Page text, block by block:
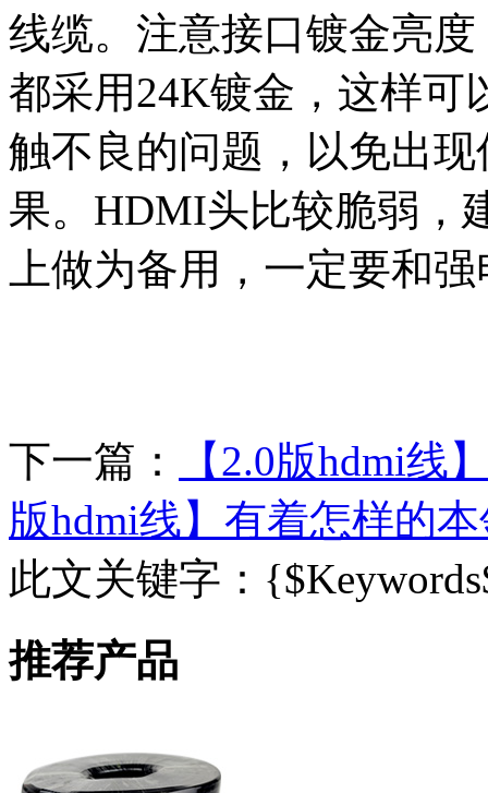
线缆。注意接口镀金亮
都采用24K镀金，这样可
触不良的问题，以免出
果。HDMI头比较脆弱，
上做为备用，一定要和
下一篇：
【2.0版hdmi线
版hdmi线】有着怎样的
此文关键字：
推荐产品